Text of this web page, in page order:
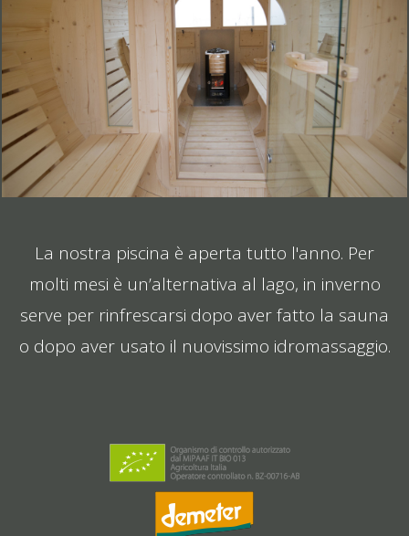
La nostra piscina è aperta tutto l'anno. Per
molti mesi è un’alternativa al lago, in inverno
serve per rinfrescarsi dopo aver fatto la sauna
o dopo aver usato il nuovissimo idromassaggio.